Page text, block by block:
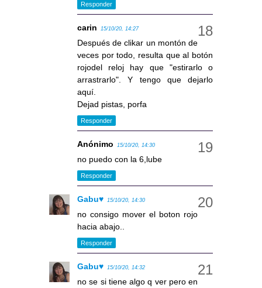
Responder
carin 15/10/20, 14:27
Después de clikar un montón de
veces por todo, resulta que al botón
rojodel reloj hay que "estirarlo o
arrastrarlo". Y tengo que dejarlo
aquí.
Dejad pistas, porfa
Responder
Anónimo 15/10/20, 14:30
no puedo con la 6,lube
Responder
Gabu♥ 15/10/20, 14:30
no consigo mover el boton rojo
hacia abajo..
Responder
Gabu♥ 15/10/20, 14:32
no se si tiene algo q ver pero en